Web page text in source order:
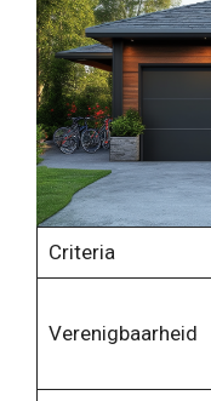
Criteria
Verenigbaarheid